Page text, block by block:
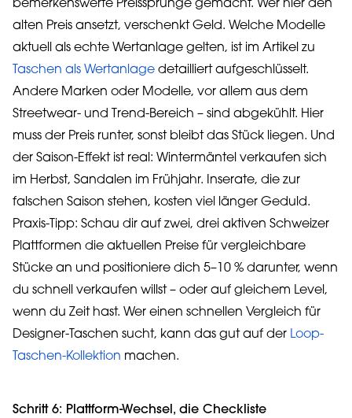
bemerkenswerte Preissprünge gemacht. Wer hier den
alten Preis ansetzt, verschenkt Geld. Welche Modelle
aktuell als echte Wertanlage gelten, ist im Artikel zu
Taschen als Wertanlage detailliert aufgeschlüsselt.
Andere Marken oder Modelle, vor allem aus dem
Streetwear- und Trend-Bereich – sind abgekühlt. Hier
muss der Preis runter, sonst bleibt das Stück liegen. Und
der Saison-Effekt ist real: Wintermäntel verkaufen sich
im Herbst, Sandalen im Frühjahr. Inserate, die zur
falschen Saison stehen, kosten viel länger Geduld.
Praxis-Tipp: Schau dir auf zwei, drei aktiven Schweizer
Plattformen die aktuellen Preise für vergleichbare
Stücke an und positioniere dich 5–10 % darunter, wenn
du schnell verkaufen willst – oder auf gleichem Level,
wenn du Zeit hast. Wer einen schnellen Vergleich für
Designer-Taschen sucht, kann das gut auf der Loop-
Taschen-Kollektion machen.
Schritt 6: Plattform-Wechsel, die Checkliste